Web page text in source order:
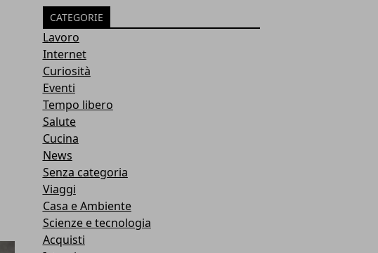
CATEGORIE
Lavoro
Internet
Curiosità
Eventi
Tempo libero
Salute
Cucina
News
Senza categoria
Viaggi
Casa e Ambiente
Scienze e tecnologia
Acquisti